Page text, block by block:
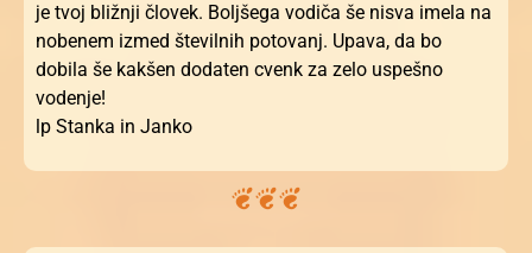
je tvoj bližnji človek. Boljšega vodiča še nisva imela na
nobenem izmed številnih potovanj. Upava, da bo
dobila še kakšen dodaten cvenk za zelo uspešno
vodenje!
lp Stanka in Janko